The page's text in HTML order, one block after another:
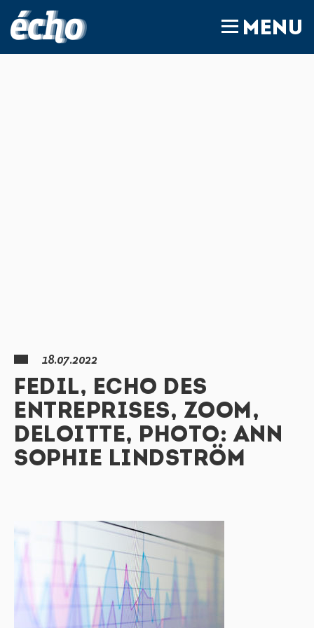
MENU
18.07.2022
FEDIL, ECHO DES
ENTREPRISES, ZOOM,
DELOITTE, PHOTO: ANN
SOPHIE LINDSTRÖM